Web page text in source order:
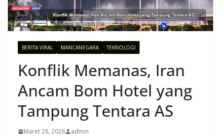
BERITA VIRAL MANCANEGARA TEKNOLOGI
Konflik Memanas, Iran
Ancam Bom Hotel yang
Tampung Tentara AS
Maret 28, 2026 admin